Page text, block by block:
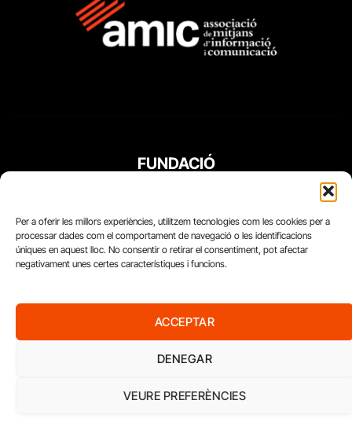
Per a oferir les millors experiències, utilitzem tecnologies com les cookies per a
processar dades com el comportament de navegació o les identificacions
úniques en aquest lloc. No consentir o retirar el consentiment, pot afectar
negativament unes certes característiques i funcions.
ACCEPTAR
DENEGAR
VEURE PREFERÈNCIES
FUNDACIÓ